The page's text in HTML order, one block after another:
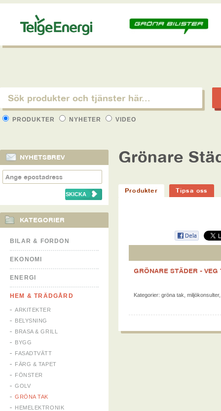
PRODUKTER NYHETER VIDEO
NYHETSBREV
KATEGORIER
BILAR & FORDON
EKONOMI
ENERGI
HEM & TRÄDGÅRD
ARKITEKTER
BELYSNING
BRASA & GRILL
BYGG
FASADTVÄTT
FÄRG & TAPET
FÖNSTER
GOLV
GRÖNA TAK
HEMELEKTRONIK
Grönare
Produkter Tipsa oss
GRÖNARE STÄDER - VEG
Kategorier: gröna tak miljökonsulter